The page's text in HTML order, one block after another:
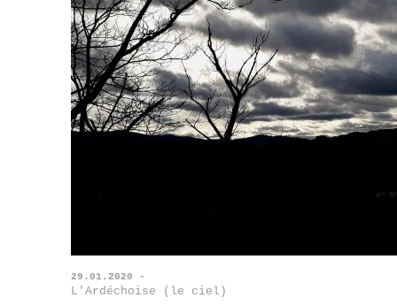
29.01.2020 -
L'Ardéchoise (le ciel)